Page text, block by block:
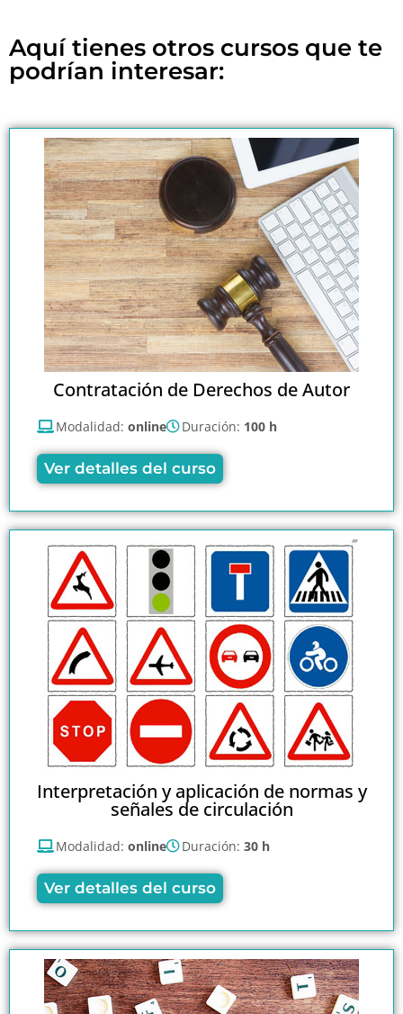
Aquí tienes otros cursos que te
podrían interesar:
Contratación de Derechos de Autor
Modalidad: online Duración: 100 h
Ver detalles del curso
Interpretación y aplicación de normas y
señales de circulación
Modalidad: online Duración: 30 h
Ver detalles del curso